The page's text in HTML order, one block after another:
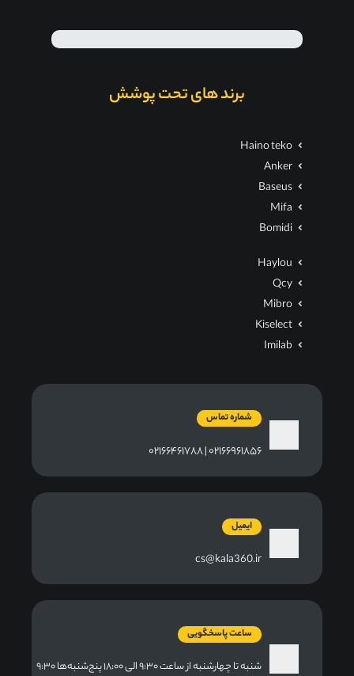
برند های تحت پوشش
Haino teko
Anker
Baseus
Mifa
Bomidi
Haylou
Qcy
Mibro
Kiselect
Imilab
شماره تماس
۰۲۱۶۶۹۶۱۸۵۶ | ۰۲۱۶۶۴۶۱۷۸۸
ایمیل
cs@kala360.ir
ساعت پاسخگویی
شنبه تا چهارشنبه از ساعت ۹:۳۰ الی ۱۸:۰۰ پنج‌شنبه‌ها ۹:۳۰